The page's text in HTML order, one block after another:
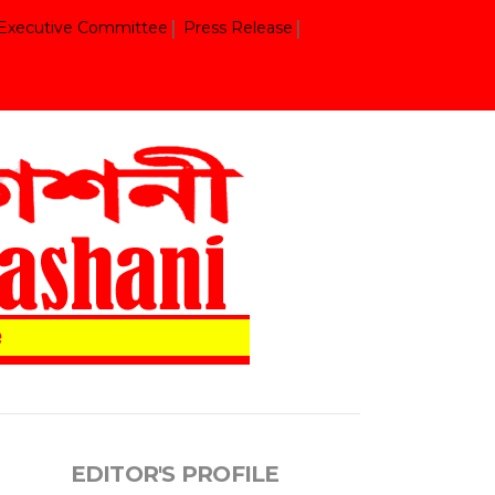
Committee Press Release
EDITOR'S PROFILE